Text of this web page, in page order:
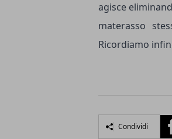
agisce
materasso
Ricordiamo
Condividi